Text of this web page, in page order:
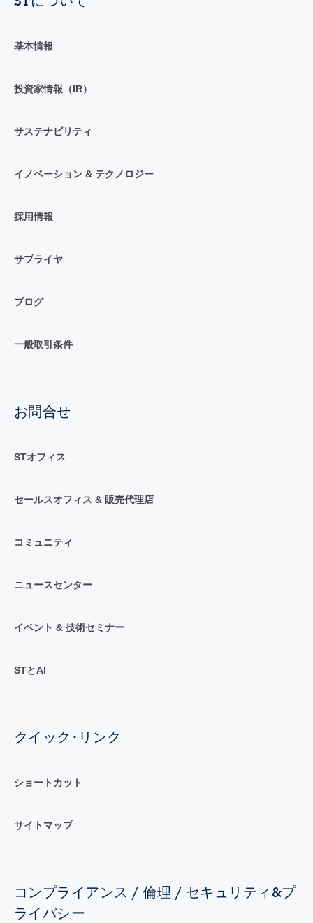
基本情報
投資家情報（IR）
サステナビリティ
イノベーション & テクノロジー
採用情報
サプライヤ
ブログ
一般取引条件
お問合せ
STオフィス
セールスオフィス & 販売代理店
コミュニティ
ニュースセンター
イベント & 技術セミナー
STとAI
クイック･リンク
ショートカット
サイトマップ
コンプライアンス / 倫理 / セキュリティ&プ
ライバシー